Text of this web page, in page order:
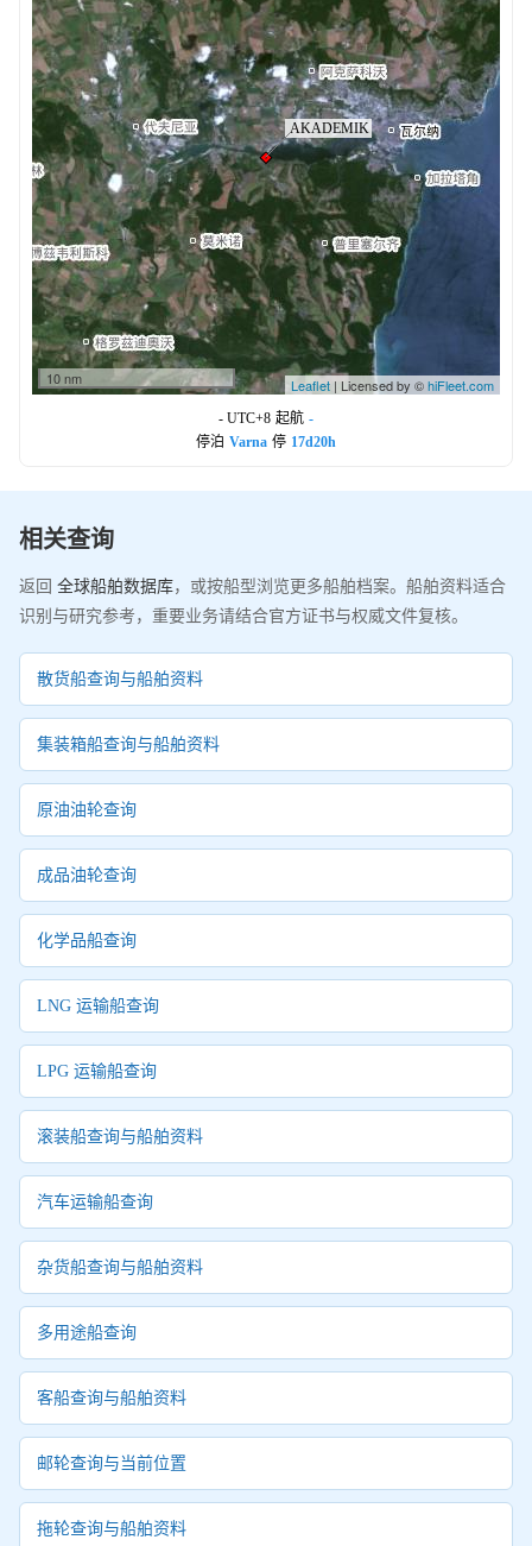
10 nm Leaflet | Licensed by ©hiFleet.com
- UTC+8 起航 -
停泊 Varna 停 17d20h
相关查询
返回 全球船舶数据库，或按船型浏览更多船舶档案。船舶资料适合
识别与研究参考，重要业务请结合官方证书与权威文件复核。
散货船查询与船舶资料
集装箱船查询与船舶资料
原油油轮查询
成品油轮查询
化学品船查询
LNG 运输船查询
LPG 运输船查询
滚装船查询与船舶资料
汽车运输船查询
杂货船查询与船舶资料
多用途船查询
客船查询与船舶资料
邮轮查询与当前位置
拖轮查询与船舶资料